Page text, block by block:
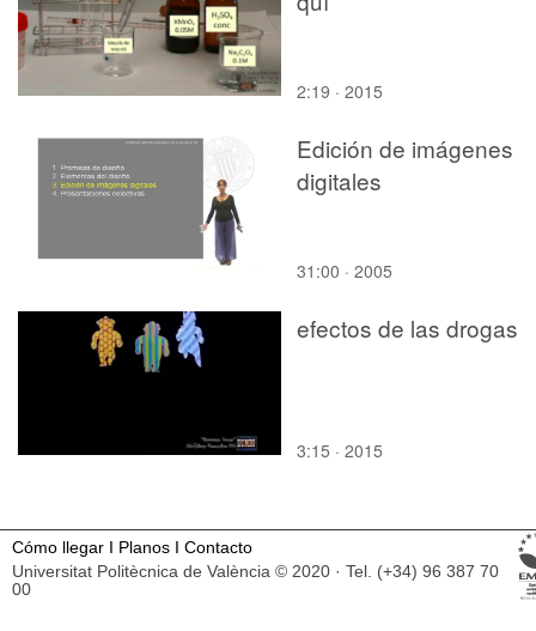
2:19 · 2015
Edición de imágenes
digitales
31:00 · 2005
efectos de las drogas
3:15 · 2015
Cómo llegar I Planos I Contacto
Universitat Politècnica de València © 2020 · Tel. (+34) 96 387 70
00